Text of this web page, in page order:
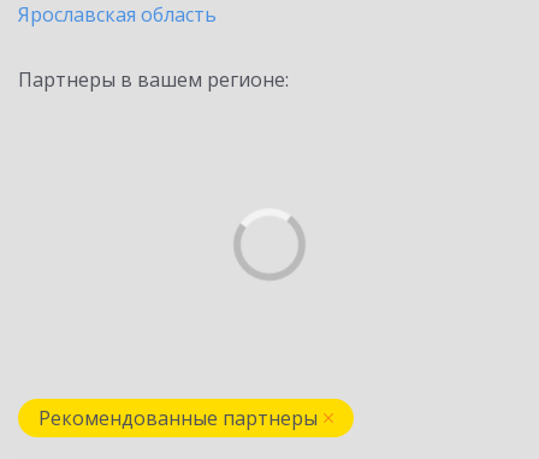
Ярославская область
Партнеры в вашем регионе:
Рекомендованные партнеры